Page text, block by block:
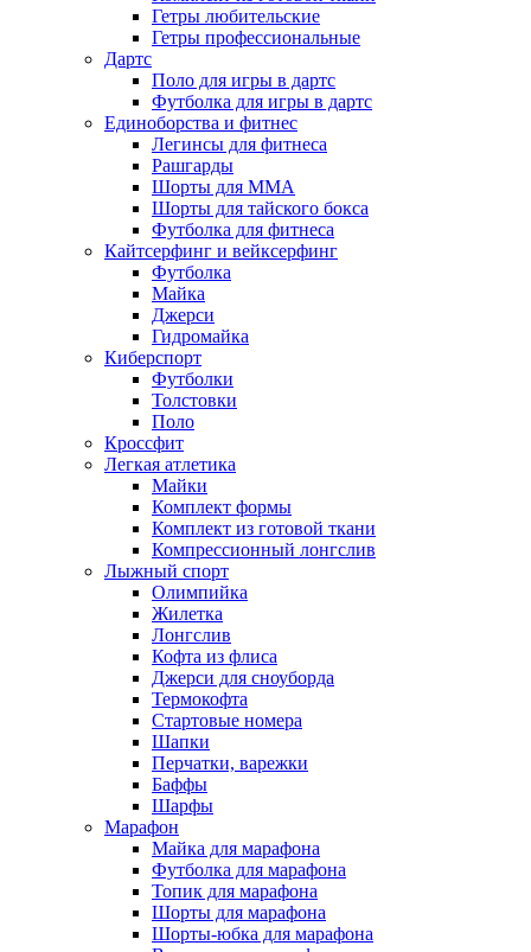
Гетры любительские
Гетры профессиональные
Дартс
Поло для игры в дартс
Футболка для игры в дартс
Единоборства и фитнес
Легинсы для фитнеса
Рашгарды
Шорты для MMA
Шорты для тайского бокса
Футболка для фитнеса
Кайтсерфинг и вейксерфинг
Футболка
Майка
Джерси
Гидромайка
Киберспорт
Футболки
Толстовки
Поло
Кроссфит
Легкая атлетика
Майки
Комплект формы
Комплект из готовой ткани
Компрессионный лонгслив
Лыжный спорт
Олимпийка
Жилетка
Лонгслив
Кофта из флиса
Джерси для сноуборда
Термокофта
Стартовые номера
Шапки
Перчатки, варежки
Баффы
Шарфы
Марафон
Майка для марафона
Футболка для марафона
Топик для марафона
Шорты для марафона
Шорты-юбка для марафона